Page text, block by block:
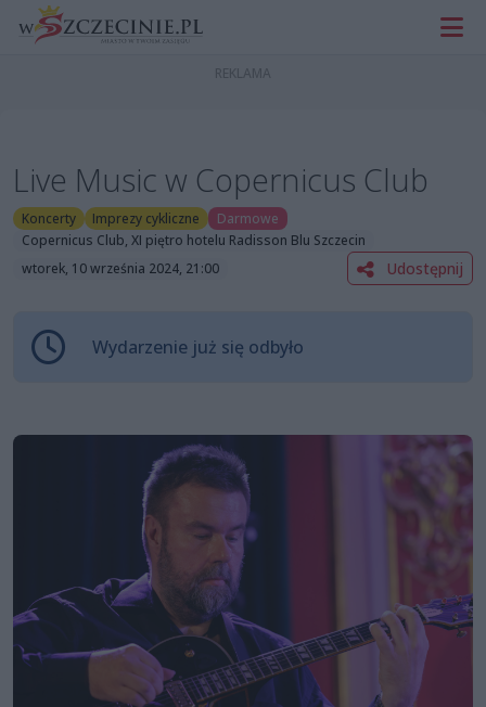
Live Music w Copernicus Club
Koncerty Imprezy cykliczne
Darmowe
Copernicus Club, XI piętro hotelu Radisson Blu Szczecin
wtorek, 10 września 2024, 21:00
Udostępnij
Wydarzenie już się odbyło